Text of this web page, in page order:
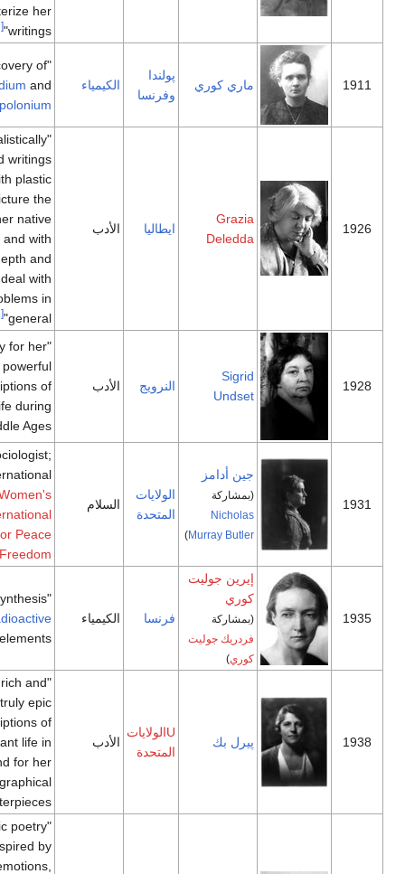
characterize her
ماري كوري
وفرنسا
الكيمياء
radiumand
Grazia
Deledda
الأدب
"for her idealistically
inspired writings
which with plastic
clarity picture the
life on her native
island and with
sympathy deal with
human problems in
Sigrid
Undset
النرويج الأدب
"principally for her
descriptions of
Northern life during
the Middle Ages"
جين أدامز
(بمشاركة
Nicholas
Murray Butler
)
الولايات
المتحدة
السلام
International
President,
International
League for Peace
and Freedom
.
إيرين جوليت
كوري
(بمشاركة
فردريك جوليت
كوري)
فرنسا الكيمياء
"for their synthesis
of new
radioactive
پيرل بك
المتحدة
"for her rich and
descriptions of
peasant life in
China and for her
biographical
masterpieces"
"for her lyric poetry
which, inspired by
powerful emotions,